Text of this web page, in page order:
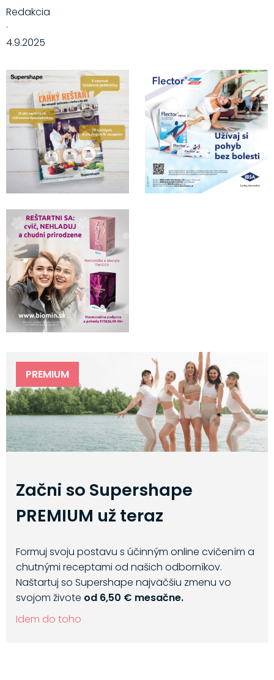
Redakcia
·
4.9.2025
PREMIUM
Začni so Supershape
PREMIUM už teraz
Formuj svoju postavu s účinným online cvičením a
chutnými receptami od našich odborníkov.
Naštartuj so Supershape najväčšiu zmenu vo
svojom živote od 6,50 € mesačne.
Idem do toho